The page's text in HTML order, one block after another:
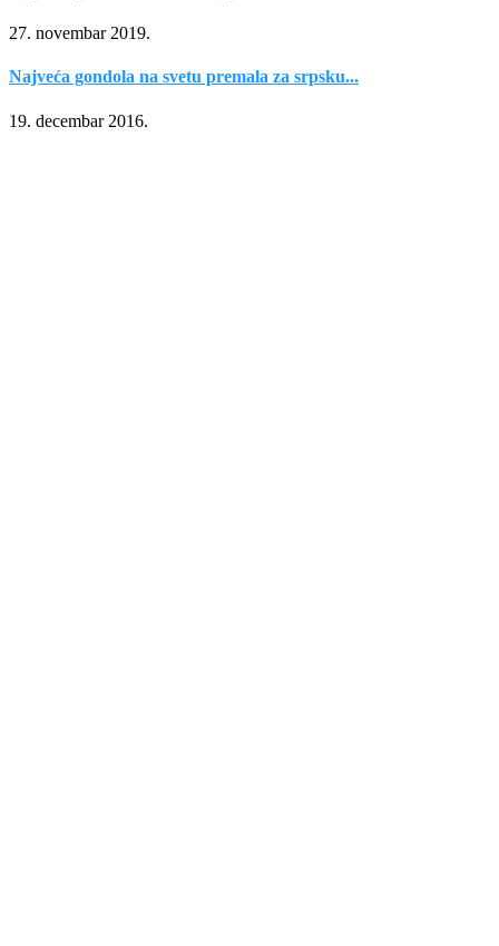
27. novembar 2019.
Najveća gondola na svetu premala za srpsku...
19. decembar 2016.